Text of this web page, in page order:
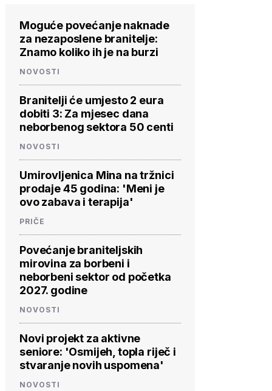
Moguće povećanje naknade
za nezaposlene branitelje:
Znamo koliko ih je na burzi
NOVOSTI
Branitelji će umjesto 2 eura
dobiti 3: Za mjesec dana
neborbenog sektora 50 centi
NOVOSTI
Umirovljenica Mina na tržnici
prodaje 45 godina: 'Meni je
ovo zabava i terapija'
PRIČE
Povećanje braniteljskih
mirovina za borbeni i
neborbeni sektor od početka
2027. godine
NOVOSTI
Novi projekt za aktivne
seniore: 'Osmijeh, topla riječ i
stvaranje novih uspomena'
NOVOSTI